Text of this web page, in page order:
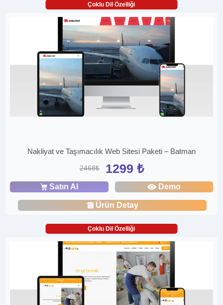
Çoklu Dil Özelliği
Nakliyat ve Taşımacılık Web Sitesi Paketi – Batman
2468₺ 1299 ₺
Satın Al Demo
Ürün Detay
Çoklu Dil Özelliği